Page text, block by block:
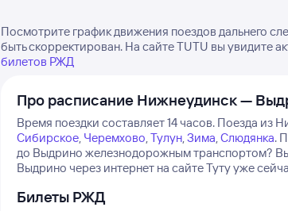
Посмотрите график движения поездов дальнего
быть скорректирован. На сайте TUTU вы увидите
билетов РЖД
Про расписание Нижнеудинск —
Время поездки составляет 14 часов. Поезда из
Сибирское, Черемхово,Тулун,Зима,Слюдянка.
до Выдрино железнодорожным транспортом?
Выдрино через интернет на сайте Туту уже
Билеты РЖД